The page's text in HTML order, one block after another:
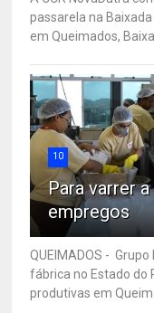
passarela na
em Queimados,
10
Para varrer
empregos
QUEIMADOS -
fábrica no Estado do
produtivas em